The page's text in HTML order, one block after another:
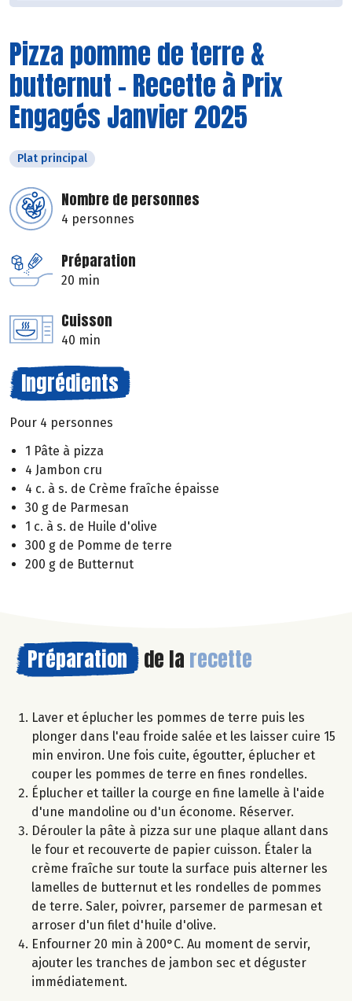
Pizza pomme de terre &
butternut - Recette à Prix
Engagés Janvier 2025
Plat principal
Nombre de personnes
4 personnes
Préparation
20 min
Cuisson
40 min
Ingrédients
Pour 4 personnes
1 Pâte à pizza
4 Jambon cru
4 c. à s. de Crème fraîche épaisse
30 g de Parmesan
1 c. à s. de Huile d'olive
300 g de Pomme de terre
200 g de Butternut
Préparation de la recette
Laver et éplucher les pommes de terre puis les
plonger dans l'eau froide salée et les laisser cuire 15
min environ. Une fois cuite, égoutter, éplucher et
couper les pommes de terre en fines rondelles.
Éplucher et tailler la courge en fine lamelle à l'aide
d'une mandoline ou d'un économe. Réserver.
Dérouler la pâte à pizza sur une plaque allant dans
le four et recouverte de papier cuisson. Étaler la
crème fraîche sur toute la surface puis alterner les
lamelles de butternut et les rondelles de pommes
de terre. Saler, poivrer, parsemer de parmesan et
arroser d'un filet d'huile d'olive.
Enfourner 20 min à 200°C. Au moment de servir,
ajouter les tranches de jambon sec et déguster
immédiatement.